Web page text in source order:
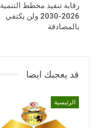
رقابة تنفيذ مخطط التنمية
2026-2030 ولن يكتفي
بالمصادقة
قد يعجبك ايضا
الرئيسية